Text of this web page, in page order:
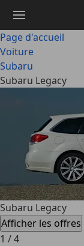
contenu
principal
Page d'accueil
Voiture
Subaru
Subaru Legacy
Subaru Legacy
Afficher les offres
1 /4